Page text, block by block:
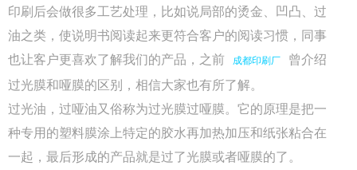
印刷后会做很多工艺处理，比如说局部的烫金、凹凸、过
油之类，使说明书阅读起来更符合客户的阅读习惯，同事
也让客户更喜欢了解我们的产品，之前
成都印刷厂
曾介绍
过光膜和哑膜的区别，相信大家也有所了解。
过光油，过哑油又俗称为过光膜过哑膜。它的原理是把一
种专用的塑料膜涂上特定的胶水再加热加压和纸张粘合在
一起，最后形成的产品就是过了光膜或者哑膜的了。